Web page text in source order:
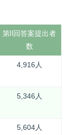
第Ⅱ回答案提出者
数
4,916人
5,346人
5,604人